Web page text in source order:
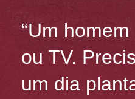
“Um
ou TV.
um dia